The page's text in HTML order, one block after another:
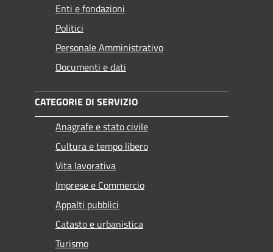
Enti e fondazioni
Politici
Personale Amministrativo
Documenti e dati
CATEGORIE DI SERVIZIO
Anagrafe e stato civile
Cultura e tempo libero
Vita lavorativa
Imprese e Commercio
Appalti pubblici
Catasto e urbanistica
Turismo